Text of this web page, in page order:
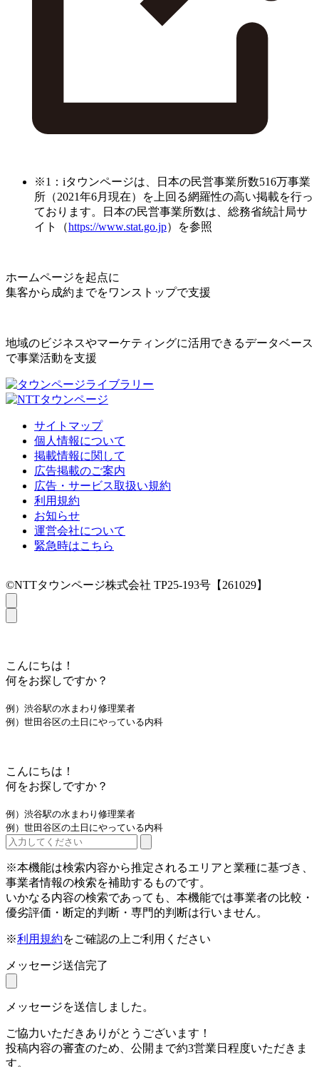
※1：iタウンページは、日本の民営事業所数516万事業
所（2021年6月現在）を上回る網羅性の高い掲載を行っ
ております。日本の民営事業所数は、総務省統計局サ
イト（https://www.stat.go.jp）を参照
ホームページを起点に
集客から成約までをワンストップで支援
地域のビジネスやマーケティングに活用できるデータベース
で事業活動を支援
サイトマップ
個人情報について
掲載情報に関して
広告掲載のご案内
広告・サービス取扱い規約
利用規約
お知らせ
運営会社について
緊急時はこちら
©NTTタウンページ株式会社 TP25-193号【261029】
こんにちは！
何をお探しですか？
例）渋谷駅の水まわり修理業者
例）世田谷区の土日にやっている内科
こんにちは！
何をお探しですか？
例）渋谷駅の水まわり修理業者
例）世田谷区の土日にやっている内科
※本機能は検索内容から推定されるエリアと業種に基づき、
事業者情報の検索を補助するものです。
いかなる内容の検索であっても、本機能では事業者の比較・
優劣評価・断定的判断・専門的判断は行いません。
※利用規約をご確認の上ご利用ください
メッセージ送信完了
メッセージを送信しました。
ご協力いただきありがとうございます！
投稿内容の審査のため、公開まで約3営業日程度いただきま
す。